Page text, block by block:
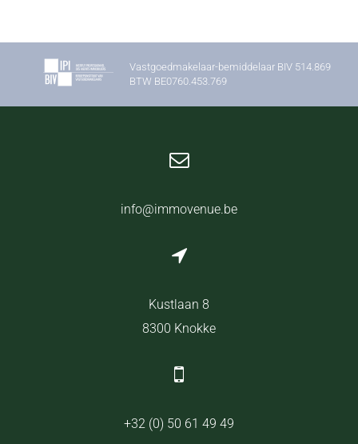
Vastgoedmakelaar-bemiddelaar BIV 514.869
BTW BE0760.453.769
info@immovenue.be
Kustlaan 8
8300 Knokke
+32 (0) 50 61 49 49